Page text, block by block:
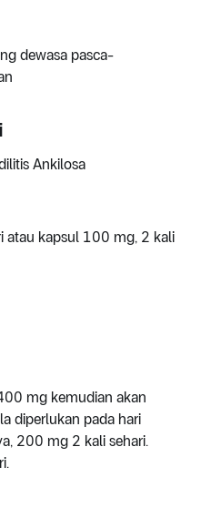
dewasa pasca-
Ankilosa
atau kapsul 100 mg, 2 kali
mg kemudian akan
diperlukan pada hari
200 mg 2 kali sehari.